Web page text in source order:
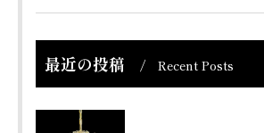
最近の投稿 Recent Posts